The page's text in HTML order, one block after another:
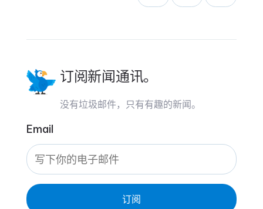
订阅新闻通讯。
没有垃圾邮件，只有有趣的新闻。
Email
订阅